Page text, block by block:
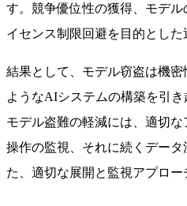
す。競争優位性の獲得、モデ
イセンス制限回避を目的とした
結果として、モデル窃盗は機
ようなAIシステムの構築を引き
モデル盗難の軽減には、適切
操作の監視、それに続くデー
た、適切な展開と監視アプロー